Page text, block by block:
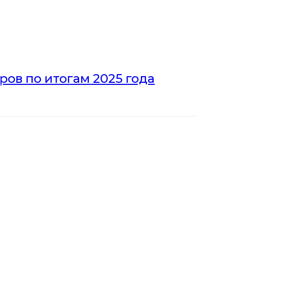
по итогам 2025 года